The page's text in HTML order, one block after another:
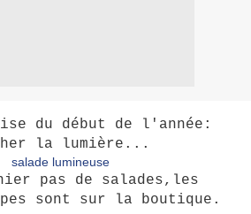
du début de l'année:
la lumière...
pas de salades,les
sont sur la boutique.